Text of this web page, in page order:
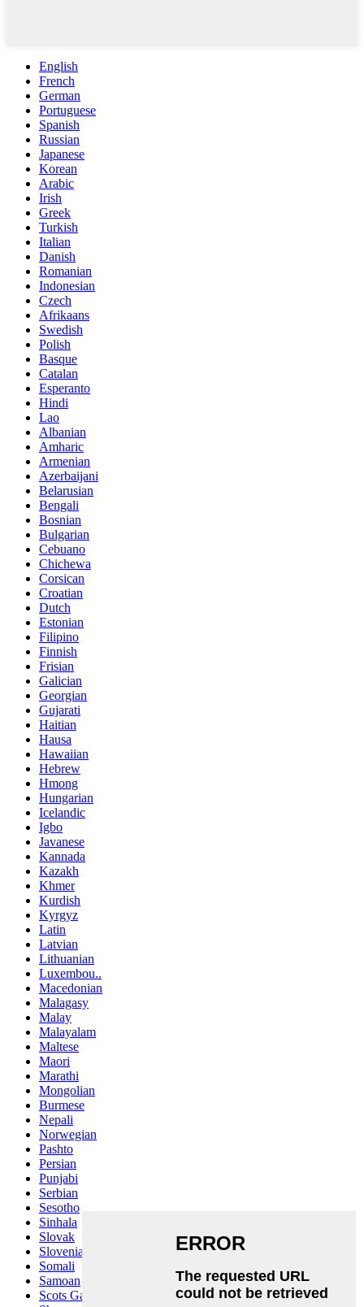
English
French
German
Portuguese
Spanish
Russian
Japanese
Korean
Arabic
Irish
Greek
Turkish
Italian
Danish
Romanian
Indonesian
Czech
Afrikaans
Swedish
Polish
Basque
Catalan
Esperanto
Hindi
Lao
Albanian
Amharic
Armenian
Azerbaijani
Belarusian
Bengali
Bosnian
Bulgarian
Cebuano
Chichewa
Corsican
Croatian
Dutch
Estonian
Filipino
Finnish
Frisian
Galician
Georgian
Gujarati
Haitian
Hausa
Hawaiian
Hebrew
Hmong
Hungarian
Icelandic
Igbo
Javanese
Kannada
Kazakh
Khmer
Kurdish
Kyrgyz
Latin
Latvian
Lithuanian
Luxembou..
Macedonian
Malagasy
Malay
Malayalam
Maltese
Maori
Marathi
Mongolian
Burmese
Nepali
Norwegian
Pashto
Persian
Punjabi
Serbian
Sesotho
Sinhala
Slovak
Slovenian
Somali
Samoan
Scots Gaelic